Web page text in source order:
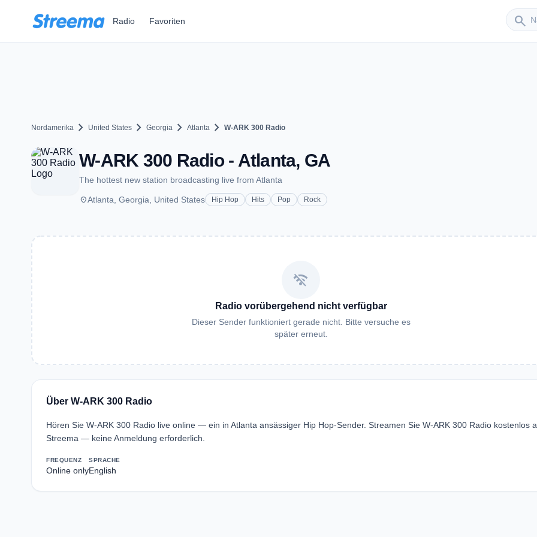
Radio Favoriten search
Nordamerika chevron_right United States chevron_right Georgia chevron_right Atlanta chevron_right W-ARK 300 Radio
W-ARK 300 Radio - Atlanta, GA
The hottest new station broadcasting live from Atlanta
placeAtlanta, Georgia, United States Hip Hop Hits Pop Rock
wifi_off
Radio vorübergehend nicht verfügbar
Dieser Sender funktioniert gerade nicht. Bitte versuche es
später erneut.
Über W-ARK 300 Radio
Hören Sie W-ARK 300 Radio live online — ein in Atlanta ansässiger Hip Hop-Sender. Streamen Sie W-ARK 300 Radio kostenlos
Streema — keine Anmeldung erforderlich.
FREQUENZ
Online only
SPRACHE
English